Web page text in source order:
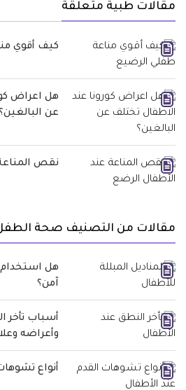
مقالات طبية متعلقة
كيف أقوي
هل اعراض
عن
نقص
مقالات من التصنيف صحة
هل استخدام
آمن؟
أسباب تأخر
وأعراضه
أنواع